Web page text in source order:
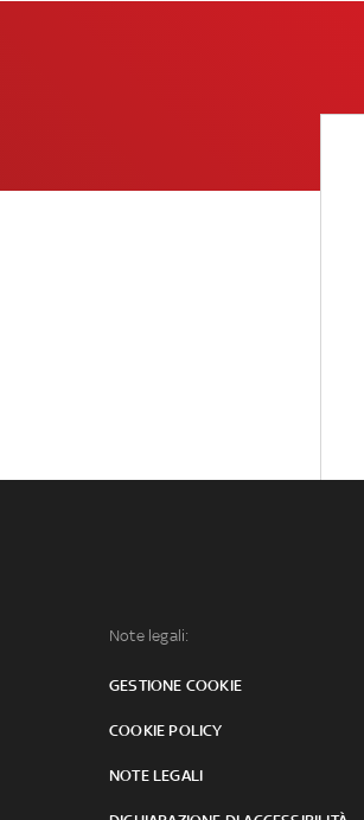
Note legali:
GESTIONE COOKIE
COOKIE POLICY
NOTE LEGALI